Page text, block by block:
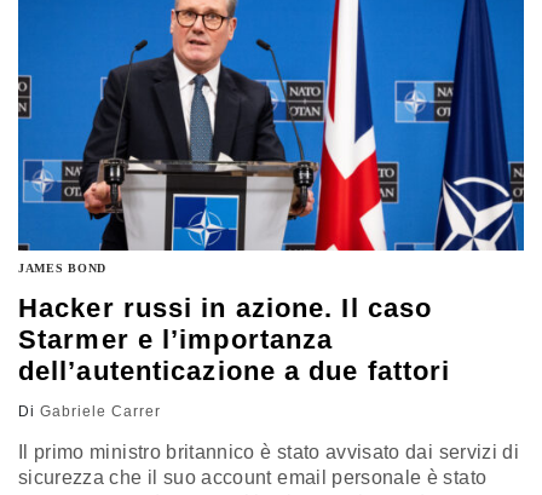
JAMES BOND
Hacker russi in azione. Il caso
Starmer e l’importanza
dell’autenticazione a due fattori
Di Gabriele Carrer
Il primo ministro britannico è stato avvisato dai servizi di
sicurezza che il suo account email personale è stato